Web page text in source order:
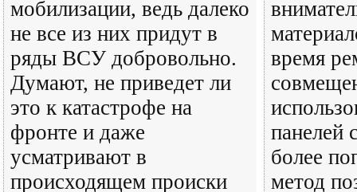
мобилизации, ведь далеко
не все из них придут в
ряды ВСУ добровольно.
Думают, не приведет ли
это к катастрофе на
фронте и даже
усматривают в
происходящем происки
время
панелей
более
метод